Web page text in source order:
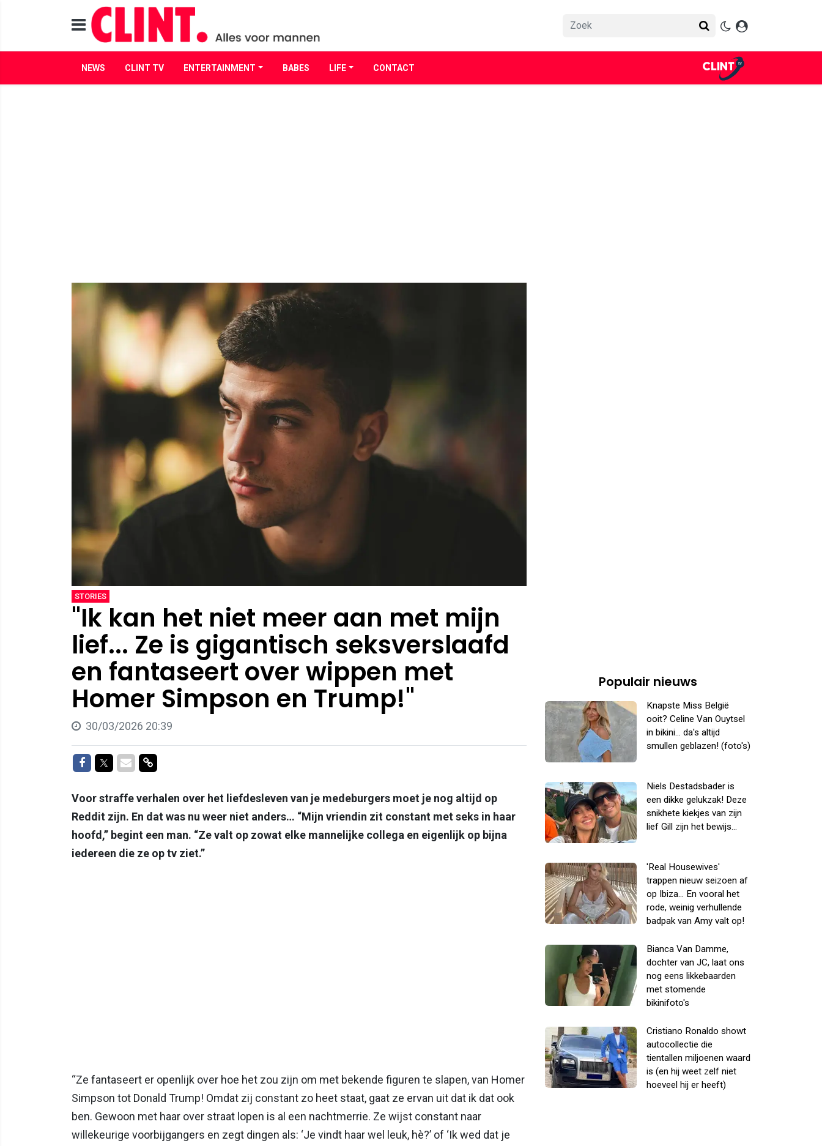
NEWS CLINT TV ENTERTAINMENT BABES LIFE CONTACT
STORIES
"Ik kan het niet meer aan met mijn
lief... Ze is gigantisch seksverslaafd
en fantaseert over wippen met
Homer Simpson en Trump!"
30/03/2026 20:39
Delen op Facebook
Delen op Twitter
Delen via Mail
Delen via link
Voor straffe verhalen over het liefdesleven van je medeburgers moet je nog altijd op
Reddit zijn. En dat was nu weer niet anders… “Mijn vriendin zit constant met seks in haar
hoofd,” begint een man. “Ze valt op zowat elke mannelijke collega en eigenlijk op bijna
iedereen die ze op tv ziet.”
“Ze fantaseert er openlijk over hoe het zou zijn om met bekende figuren te slapen, van Homer
Simpson tot Donald Trump! Omdat zij constant zo heet staat, gaat ze ervan uit dat ik dat ook
ben. Gewoon met haar over straat lopen is al een nachtmerrie. Ze wijst constant naar
willekeurige voorbijgangers en zegt dingen als: ‘Je vindt haar wel leuk, hè?’ of ‘Ik wed dat je
Populair nieuws
Knapste Miss België
ooit? Celine Van Ouytsel
in bikini... da's altijd
smullen geblazen! (foto's)
Niels Destadsbader is
een dikke gelukzak! Deze
snikhete kiekjes van zijn
lief Gill zijn het bewijs...
'Real Housewives'
trappen nieuw seizoen af
op Ibiza... En vooral het
rode, weinig verhullende
badpak van Amy valt op!
Bianca Van Damme,
dochter van JC, laat ons
nog eens likkebaarden
met stomende
bikinifoto's
Cristiano Ronaldo showt
autocollectie die
tientallen miljoenen waard
is (en hij weet zelf niet
hoeveel hij er heeft)